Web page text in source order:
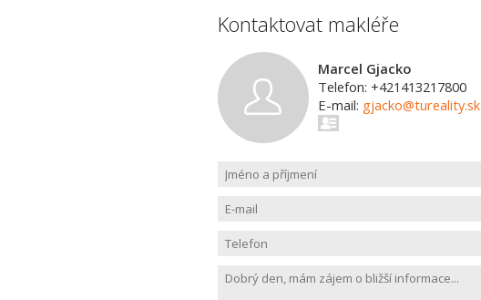
Kontaktovat makléře
Marcel Gjacko
Telefon: +421413217800
E-mail: gjacko@tureality.sk